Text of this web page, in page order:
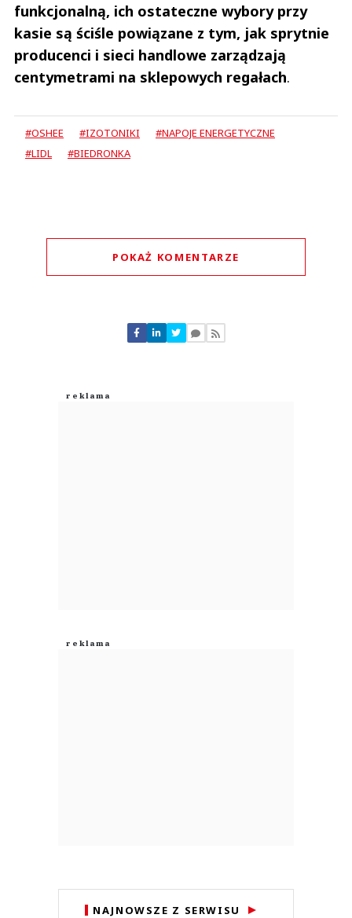
funkcjonalną, ich ostateczne wybory przy
kasie są ściśle powiązane z tym, jak sprytnie
producenci i sieci handlowe zarządzają
centymetrami na sklepowych regałach.
#OSHEE #IZOTONIKI
#NAPOJE ENERGETYCZNE
#LIDL
#BIEDRONKA
POKAŻ KOMENTARZE
Nie znaleziono komentarzy
Zostaw swoje komentarze
NAJNOWSZE Z SERWISU